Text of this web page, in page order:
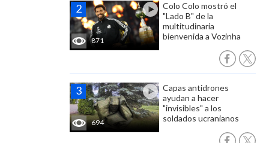
871
Colo Colo mostró el
"Lado B" de la
multitudinaria
bienvenida a Vozinha
694
Capas antidrones
ayudan a hacer
"invisibles" a los
soldados ucranianos